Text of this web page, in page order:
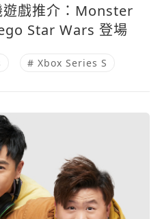
戲推介：Monster
Star Wars 登場
# Xbox Series S